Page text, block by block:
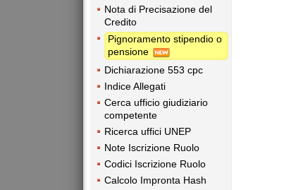
Nota di Precisazione del
Credito
Pignoramento stipendio o
pensione
Dichiarazione 553 cpc
Indice Allegati
Cerca ufficio giudiziario
competente
Ricerca uffici UNEP
Note Iscrizione Ruolo
Codici Iscrizione Ruolo
Calcolo Impronta Hash